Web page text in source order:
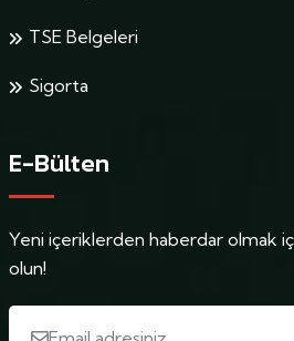
TSE Belgeleri
Sigorta
E-Bülten
Yeni içeriklerden haberdar olmak
olun!